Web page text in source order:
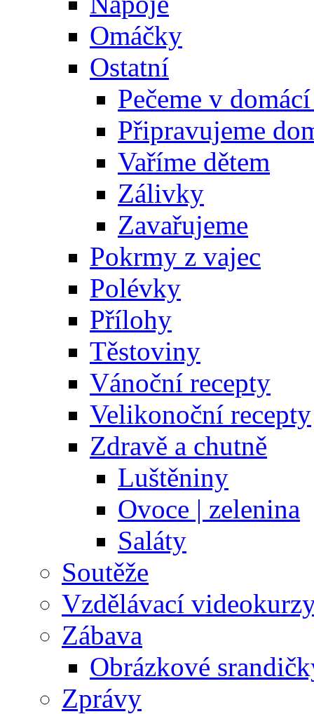
Omáčky
Ostatní
Pečeme v
Připravujeme
Vaříme dětem
Zálivky
Zavařujeme
Pokrmy z vajec
Polévky
Přílohy
Těstoviny
Vánoční recepty
Velikonoční recepty
Zdravě a chutně
Luštěniny
Ovoce | zelenina
Saláty
Soutěže
Vzdělávací
Zábava
Obrázkové
Zprávy